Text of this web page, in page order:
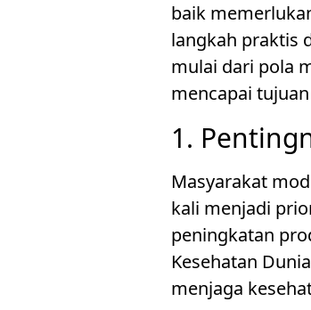
baik
langkah praktis
mulai dari pola
mencapai
1.
Masyarakat
kali menjadi
peningkatan
Kesehatan
menjaga